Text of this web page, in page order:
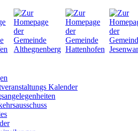
Kalender